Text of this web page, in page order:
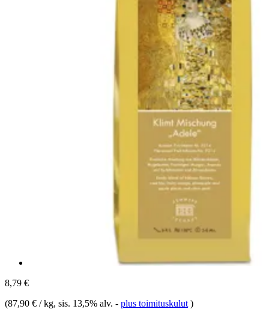
8,79 €
(87,90 € / kg, sis. 13,5% alv. - plus toimituskulut )